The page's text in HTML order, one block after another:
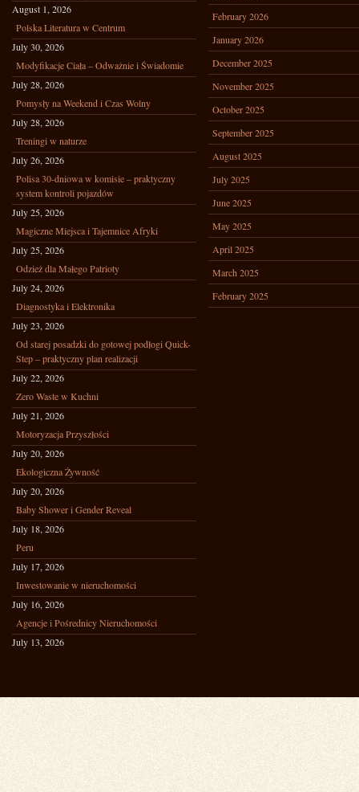
August 1, 2026
Polska Literatura w Centrum
July 30, 2026
Modyfikacje Ciała – Odważnie i Świadomie
July 28, 2026
Pomysły na Weekend i Czas Wolny
July 28, 2026
Treningi w naturze
July 26, 2026
Polisa 30-dniowa w komisie – praktyczny
system kontroli pojazdów
July 25, 2026
Magiczne Miejsca i Tajemnice Afryki
July 25, 2026
Odzież dla Małego Patrioty
July 24, 2026
Diagnostyka i Elektronika
July 23, 2026
Od starej posadzki do gotowej podłogi Quick-
Step – praktyczny plan realizacji
July 22, 2026
Zero Waste w Kuchni
July 21, 2026
Motoryzacja Przyszłości
July 20, 2026
Ekologiczna Żywność
July 20, 2026
Baby Shower i Gender Reveal
July 18, 2026
Peru
July 17, 2026
Inwestowanie w nieruchomości
July 16, 2026
Agencje i Pośrednicy Nieruchomości
July 13, 2026
February 2026
January 2026
December 2025
November 2025
October 2025
September 2025
August 2025
July 2025
June 2025
May 2025
April 2025
March 2025
February 2025